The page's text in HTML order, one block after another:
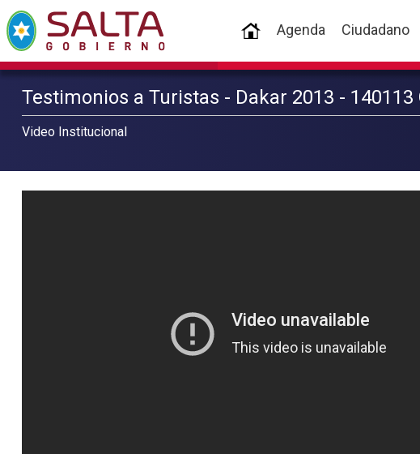
(current)
Agenda Ciudadano
Testimonios a Turistas - Dakar 2013 - 140113
Video Institucional